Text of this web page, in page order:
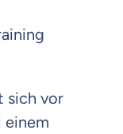
sich vor
einem